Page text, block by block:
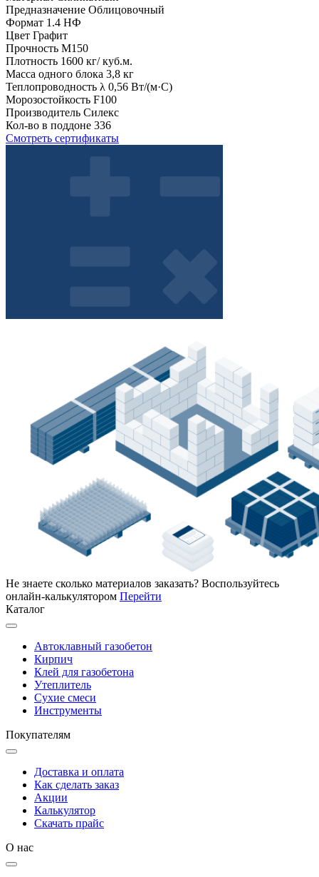
Предназначение Облицовочный
Формат 1.4 НФ
Цвет Графит
Прочность М150
Плотность 1600 кг/ куб.м.
Масса одного блока 3,8 кг
Теплопроводность λ 0,56 Вт/(м·С)
Морозостойкость F100
Производитель Силекс
Кол-во в поддоне 336
Смотреть сертификаты
Не знаете сколько материалов заказать? Воспользуйтесь
онлайн-калькулятором Перейти
Каталог
Автоклавный газобетон
Кирпич
Клей для газобетона
Утеплитель
Сухие смеси
Инструменты
Покупателям
Доставка и оплата
Как сделать заказ
Акции
Калькулятор
Скачать прайс
О нас